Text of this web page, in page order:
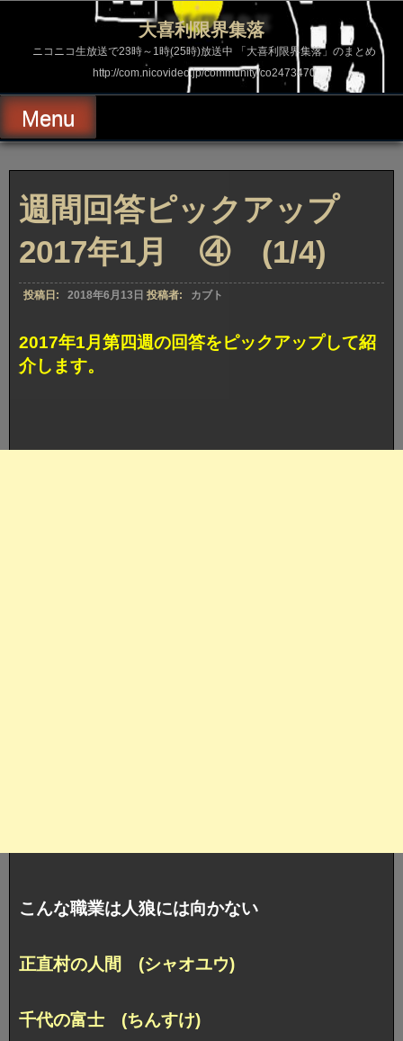
ス
ッ
プ
大喜利限界集落
ニコニコ生放送で23時～1時(25時)放送中 「大喜利限界集落」のまとめ
http://com.nicovideo.jp/community/co2473470
Menu
週間回答ピックアップ
2017年1月 ④ (1/4)
投稿日: 2018年6月13日 投稿者: カブト
2017年1月第四週の回答をピックアップして紹
介します。
こんな職業は人狼には向かない
正直村の人間 (シャオユウ)
千代の富士 (ちんすけ)